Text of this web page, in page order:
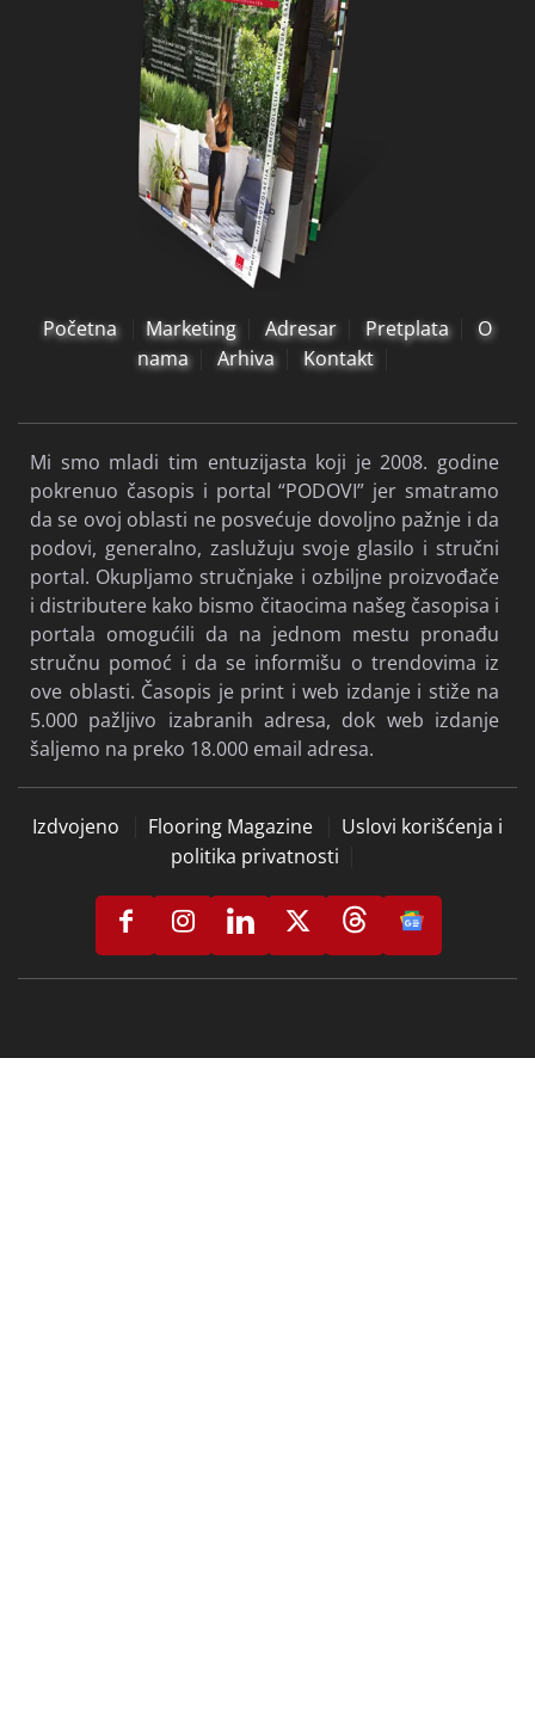
Početna Marketing Adresar Pretplata
O
nama
Arhiva Kontakt
Mi smo mladi tim entuzijasta koji je 2008. godine
pokrenuo časopis i portal “PODOVI” jer smatramo
da se ovoj oblasti ne posvećuje dovoljno pažnje i da
podovi, generalno, zaslužuju svoje glasilo i stručni
portal. Okupljamo stručnjake i ozbiljne proizvođače
i distributere kako bismo čitaocima našeg časopisa i
portala omogućili da na jednom mestu pronađu
stručnu pomoć i da se informišu o trendovima iz
ove oblasti. Časopis je print i web izdanje i stiže na
5.000 pažljivo izabranih adresa, dok web izdanje
šaljemo na preko 18.000 email adresa.
Izdvojeno Flooring Magazine
Uslovi korišćenja i
politika privatnosti